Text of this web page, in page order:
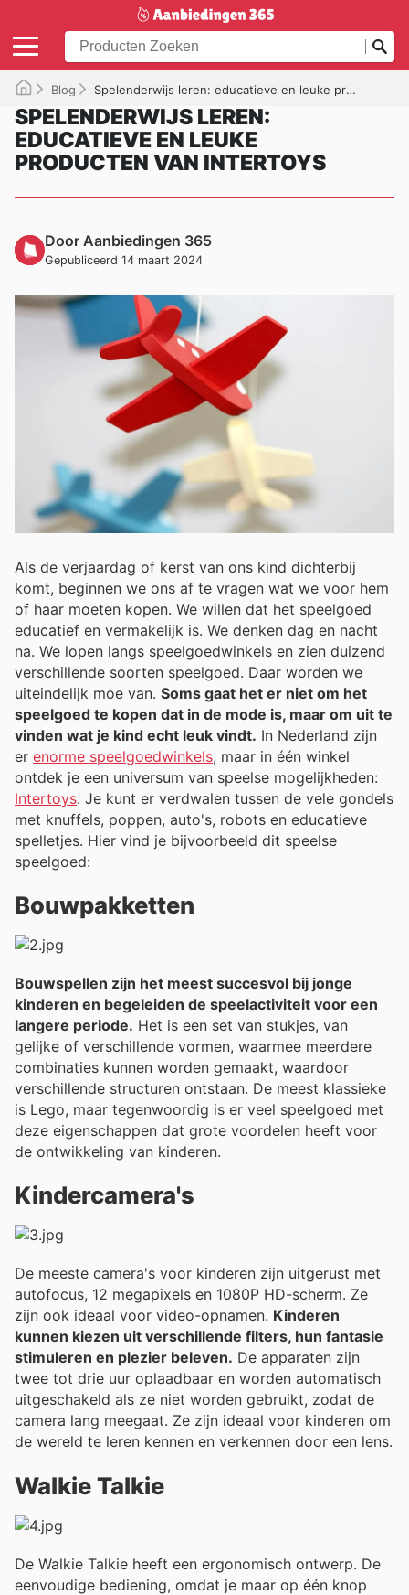
Blog Spelenderwijs leren: educatieve en leuke producten van Intertoys
SPELENDERWIJS LEREN:
EDUCATIEVE EN LEUKE
PRODUCTEN VAN INTERTOYS
Door Aanbiedingen 365
Gepubliceerd 14 maart 2024
Als de verjaardag of kerst van ons kind dichterbij
komt, beginnen we ons af te vragen wat we voor hem
of haar moeten kopen. We willen dat het speelgoed
educatief en vermakelijk is. We denken dag en nacht
na. We lopen langs speelgoedwinkels en zien duizend
verschillende soorten speelgoed. Daar worden we
uiteindelijk moe van. Soms gaat het er niet om het
speelgoed te kopen dat in de mode is, maar om uit te
vinden wat je kind echt leuk vindt.
er enorme speelgoedwinkels, maar in één winkel
ontdek je een universum van speelse mogelijkheden:
Intertoys. Je kunt er verdwalen tussen de vele gondels
met knuffels, poppen, auto's, robots en educatieve
spelletjes. Hier vind je bijvoorbeeld dit speelse
speelgoed:
Bouwpakketten
Bouwspellen zijn het meest succesvol bij jonge
kinderen en begeleiden de speelactiviteit voor een
langere periode. Het is een set van stukjes, van
gelijke of verschillende vormen, waarmee meerdere
combinaties kunnen worden gemaakt, waardoor
verschillende structuren ontstaan. De meest klassieke
is Lego, maar tegenwoordig is er veel speelgoed met
deze eigenschappen dat grote voordelen heeft voor
de ontwikkeling van kinderen.
Kindercamera's
De meeste camera's voor kinderen zijn uitgerust met
autofocus, 12 megapixels en 1080P HD-scherm. Ze
zijn ook ideaal voor video-opnamen. Kinderen
kunnen kiezen uit verschillende filters, hun fantasie
stimuleren en plezier beleven.
twee tot drie uur oplaadbaar en worden automatisch
uitgeschakeld als ze niet worden gebruikt, zodat de
camera lang meegaat. Ze zijn ideaal voor kinderen om
de wereld te leren kennen en verkennen door een lens.
Walkie Talkie
De Walkie Talkie heeft een ergonomisch ontwerp. De
eenvoudige bediening, omdat je maar op één knop